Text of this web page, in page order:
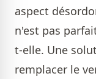
aspect
n'est pas
t-elle. Une
remplacer le